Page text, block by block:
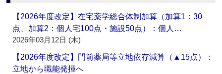
【2026年度改定】在宅薬学総合体制加算（加算1：30
点、加算2：個人宅100点・施設50点）：個人…
2026年03月12日 (木)
【2026年度改定】門前薬局等立地依存減算（▲15点）：
立地から職能発揮へ